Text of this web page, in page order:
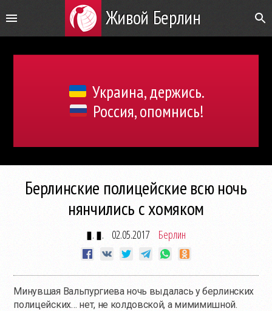
Живой Берлин
Украина, держись.
Россия, опомнись!
Берлинские полицейские всю ночь
нянчились с хомяком
▮. ▮. 02.05.2017 Берлин
Минувшая Вальпургиева ночь выдалась у берлинских
полицейских… нет, не колдовской, а мимимишной.